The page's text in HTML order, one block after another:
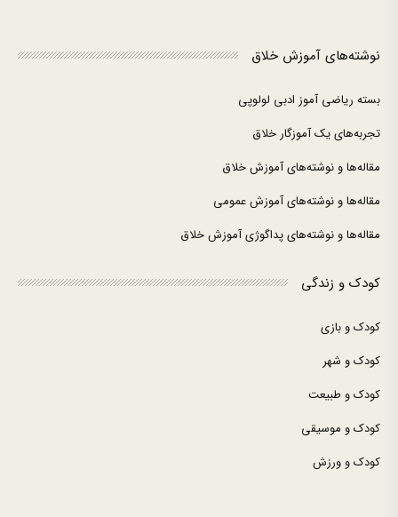
نوشته‌های آموزش خلاق
بسته ریاضی آموز ادبی لولوپی
تجربه‌های یک آموزگار خلاق
مقاله‌ها و نوشته‌های آموزش خلاق
مقاله‌ها و نوشته‌های آموزش عمومی
مقاله‌ها و نوشته‌های پداگوژی آموزش خلاق
کودک و زندگی
کودک و بازی
کودک و شهر
کودک و طبیعت
کودک و موسیقی
کودک و ورزش